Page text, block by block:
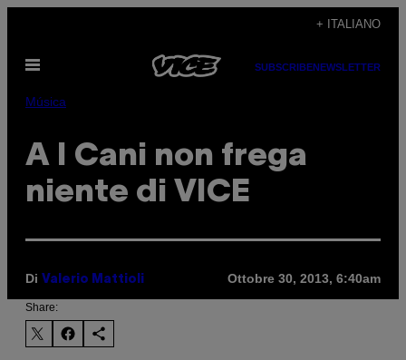
contenuto
+ ITALIANO
Apri
SUBSCRIBENEWSLETTER
Música
A I Cani non frega
niente di VICE
Di Valerio Mattioli Ottobre 30, 2013, 6:40am
Share: